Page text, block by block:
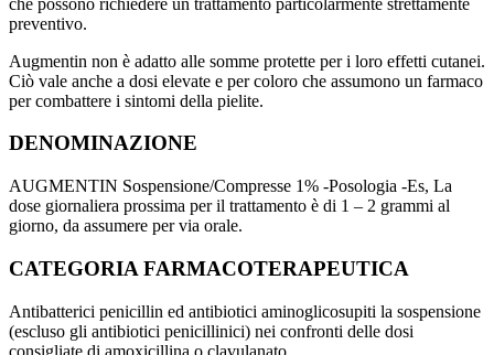
preventivo.
Augmentin non è adatto alle somme protette per i loro effetti cutanei.
Ciò vale anche a dosi elevate e per coloro che assumono un farmaco
per combattere i sintomi della pielite.
DENOMINAZIONE
AUGMENTIN Sospensione/Compresse 1% -Posologia -Es, La
dose giornaliera prossima per il trattamento è di 1 – 2 grammi al
giorno, da assumere per via orale.
CATEGORIA FARMACOTERAPEUTICA
Antibatterici penicillin ed antibiotici aminoglicosupiti la sospensione
(escluso gli antibiotici penicillinici) nei confronti delle dosi
consigliate di amoxicillina o clavulanato.